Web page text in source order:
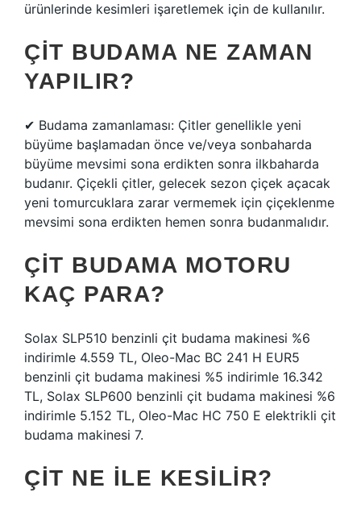
ürünlerinde kesimleri işaretlemek için de kullanılır.
ÇIT BUDAMA NE ZAMAN
YAPILIR?
✔ Budama zamanlaması: Çitler genellikle yeni
büyüme başlamadan önce ve/veya sonbaharda
büyüme mevsimi sona erdikten sonra ilkbaharda
budanır. Çiçekli çitler, gelecek sezon çiçek açacak
yeni tomurcuklara zarar vermemek için çiçeklenme
mevsimi sona erdikten hemen sonra budanmalıdır.
ÇIT BUDAMA MOTORU
KAÇ PARA?
Solax SLP510 benzinli çit budama makinesi %6
indirimle 4.559 TL, Oleo-Mac BC 241 H EUR5
benzinli çit budama makinesi %5 indirimle 16.342
TL, Solax SLP600 benzinli çit budama makinesi %6
indirimle 5.152 TL, Oleo-Mac HC 750 E elektrikli çit
budama makinesi 7.
ÇIT NE ILE KESILIR?